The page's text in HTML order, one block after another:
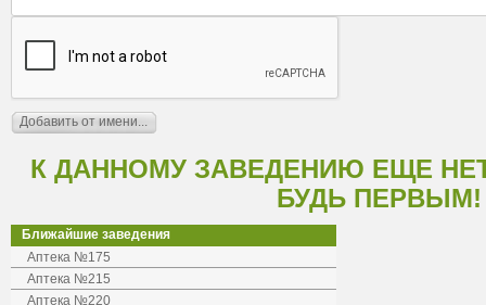
К ДАННОМУ ЗАВЕДЕНИЮ ЕЩЕ
БУДЬ ПЕРВЫМ!
Ближайшие заведения
Аптека №175
Аптека №215
Аптека №220